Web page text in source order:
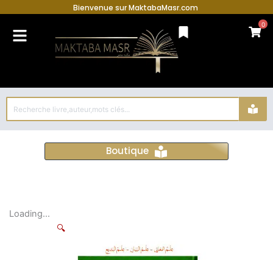
Bienvenue sur MaktabaMasr.com
0
Search
Boutique
Loading...
🔍